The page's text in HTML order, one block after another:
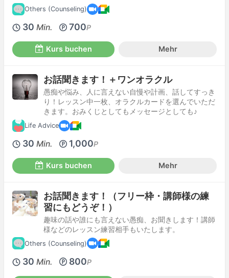
Others (Counseling)
30 Min. 700P
Kurs buchen Mehr
お話聞きます！＋ワンオラクル
愚痴や悩み、人に言えない自慢や計画、話してすっき
り！レッスン中一枚、オラクルカードを選んでいただ
きます。おみくじとしてもメッセージとしても♪
Life Advice
30 Min. 1,000P
Kurs buchen Mehr
お話聞きます！（フリー枠・講師様の練
習にもどうぞ！）
趣味の話や誰にも言えない愚痴、お聞きします！講師
様などのレッスン練習相手もいたします。
Others (Counseling)
30 Min. 800P